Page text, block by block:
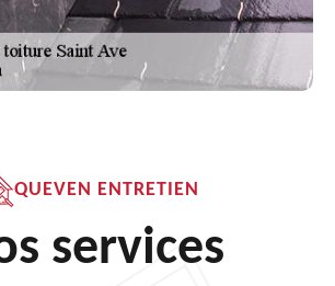
QUEVEN ENTRETIEN
services